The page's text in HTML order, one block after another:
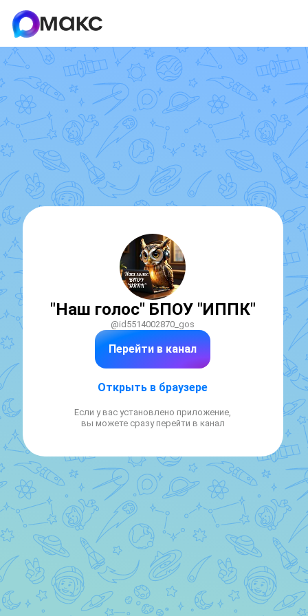
"Наш голос" БПОУ "ИППК"
@id5514002870_gos
Перейти в канал
Открыть в браузере
Если у вас установлено приложение,
вы можете сразу перейти в канал